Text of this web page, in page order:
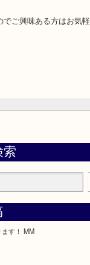
のでご興味ある方は